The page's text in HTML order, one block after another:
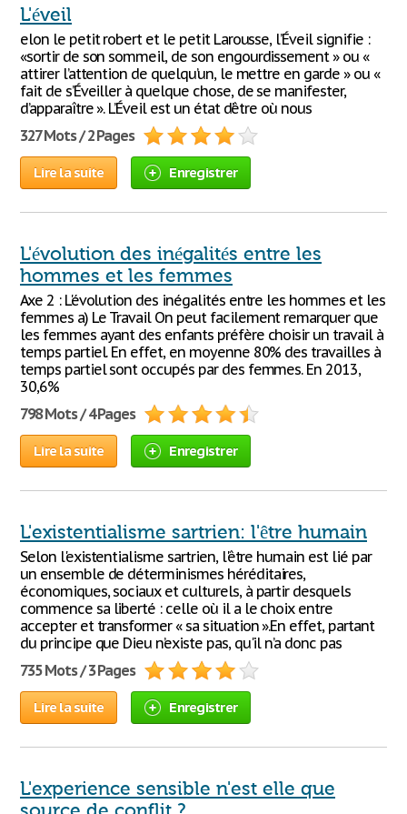
L'éveil
elon le petit robert et le petit Larousse, l’Éveil signifie :
«sortir de son sommeil, de son engourdissement » ou «
attirer l’attention de quelqu’un, le mettre en garde » ou «
fait de s’Éveiller à quelque chose, de se manifester,
d’apparaître ». L’Éveil est un état d’être où nous
327 Mots / 2 Pages
Lire la suite Enregistrer
L'évolution des inégalités entre les
hommes et les femmes
Axe 2 : L'évolution des inégalités entre les hommes et les
femmes a) Le Travail On peut facilement remarquer que
les femmes ayant des enfants préfère choisir un travail à
temps partiel. En effet, en moyenne 80% des travailles à
temps partiel sont occupés par des femmes. En 2013,
30,6%
798 Mots / 4 Pages
Lire la suite Enregistrer
L'existentialisme sartrien: l'être humain
Selon l'existentialisme sartrien, l'être humain est lié par
un ensemble de déterminismes héréditaires,
économiques, sociaux et culturels, à partir desquels
commence sa liberté : celle où il a le choix entre
accepter et transformer « sa situation ».En effet, partant
du principe que Dieu n’existe pas, qu'il n’a donc pas
735 Mots / 3 Pages
Lire la suite Enregistrer
L'experience sensible n'est elle que